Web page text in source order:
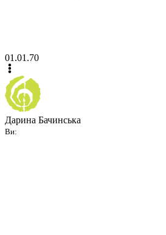
01.01.70
Дарина Бачинська
Ви: